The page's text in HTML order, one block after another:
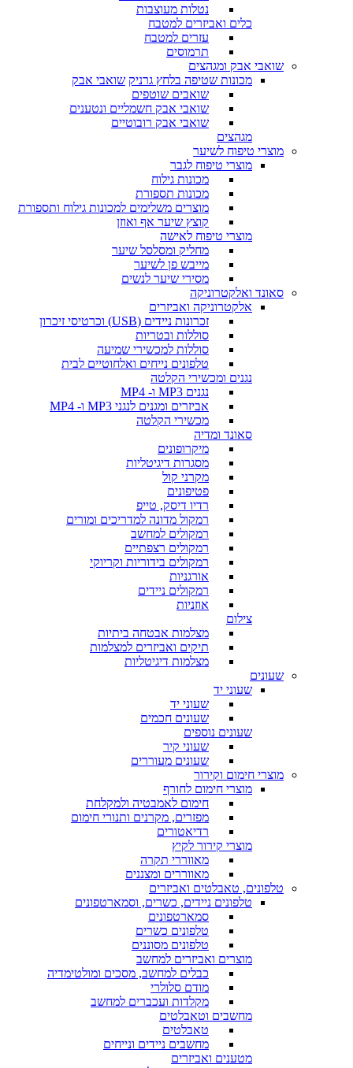
נטלות מעוצבות
כלים ואביזרים למטבח
עזרים למטבח
תרמוסים
שואבי אבק ומגהצים
מכונות שטיפה בלחץ גרניק שואבי אבק
שואבים שוטפים
שואבי אבק חשמליים ונטענים
שואבי אבק רובוטיים
מגהצים
מוצרי טיפוח לשיער
מוצרי טיפוח לגבר
מכונות גילוח
מכונות תספורת
מוצרים משלימים למכונות גילוח ותספורת
קוצץ שיער אף ואוזן
מוצרי טיפוח לאישה
מחליק ומסלסל שיער
מייבש פן לשיער
מסירי שיער לנשים
סאונד ואלקטרוניקה
אלקטרוניקה ואביזרים
זכרונות ניידים (USB) וכרטיסי זיכרון
סוללות ובטריות
סוללות למכשירי שמיעה
טלפונים נייחים ואלחוטיים לבית
נגנים ומכשירי הקלטה
נגנים MP3 ו- MP4
אביזרים ומגנים לנגני MP3 ו- MP4
מכשירי הקלטה
סאונד ומדיה
מיקרופונים
מסגרות דיגיטליות
מקרני קול
פטיפונים
רדיו דיסק, טייפ
רמקול מדונה למדריכים ומורים
רמקולים למחשב
רמקולים רצפתיים
רמקולים בידוריות וקריוקי
אורגניות
רמקולים ניידים
אוזניות
צילום
מצלמות אבטחה ביתיות
תיקים ואביזרים למצלמות
מצלמות דיגיטליות
שעונים
שעוני יד
שעוני יד
שעונים חכמים
שעונים נוספים
שעוני קיר
שעונים מעוררים
מוצרי חימום וקירור
מוצרי חימום לחורף
חימום לאמבטיה ולמקלחת
מפזרים, מקרנים ותנורי חימום
רדיאטורים
מוצרי קירור לקיץ
מאווררי תקרה
מאווררים ומצננים
טלפונים, טאבלטים ואביזרים
טלפונים ניידים, כשרים, וסמארטפונים
סמארטפונים
טלפונים כשרים
טלפונים מסוננים
מוצרים ואביזרים למחשב
כבלים למחשב, מסכים ומולטימדיה
מודם סלולרי
מקלדות ועכברים למחשב
מחשבים וטאבלטים
טאבלטים
מחשבים ניידים ונייחים
מטענים ואביזרים